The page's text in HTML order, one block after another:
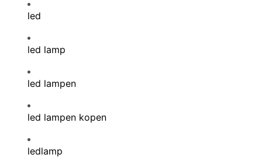
led
led lamp
led lampen
led lampen kopen
ledlamp